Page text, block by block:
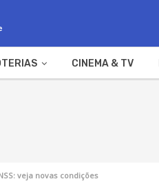
CINEMA & TV
veja novas condições